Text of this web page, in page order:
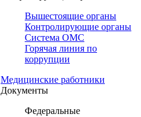
Вышестоящие органы
Контролирующие органы
Система ОМС
Горячая линия по
коррупции
Медицинские работники
Документы
Федеральные